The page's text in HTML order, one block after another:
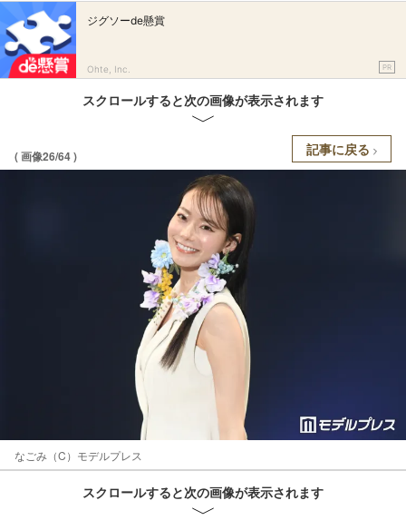
ジグソーde懸賞
Ohte, Inc. PR
スクロールすると次の画像が表示されます
( 画像26/64 ) 記事に戻る
なごみ（C）モデルプレス
スクロールすると次の画像が表示されます